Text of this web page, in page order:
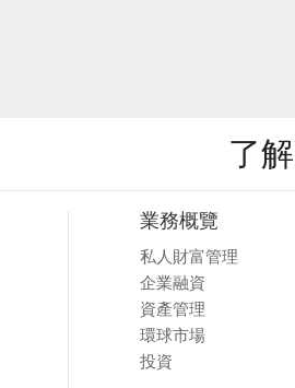
了
業務概覽
私人財富管理
企業融資
資產管理
環球市場
投資